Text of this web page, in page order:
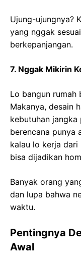
Ujung-ujungnya?
yang nggak
berkepanjangan.
7. Nggak Mikirin
Lo bangun rumah
Makanya, desain
kebutuhan jangka
berencana punya
kalau lo kerja dari
bisa dijadikan
Banyak orang
dan lupa bahwa
waktu.
Pentingnya
Awal